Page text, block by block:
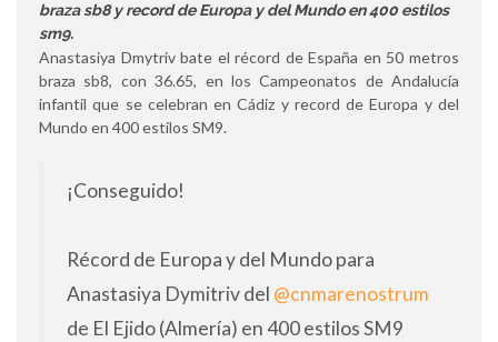
braza sb8 y record de Europa y del Mundo en 400 estilos
sm9.
Anastasiya Dmytriv bate el récord de España en 50 metros
braza sb8, con 36.65, en los Campeonatos de Andalucía
infantil que se celebran en Cádiz y record de Europa y del
Mundo en 400 estilos SM9.
¡Conseguido!
Récord de Europa y del Mundo para
Anastasiya Dymitriv del @cnmarenostrum
de El Ejido (Almería) en 400 estilos SM9